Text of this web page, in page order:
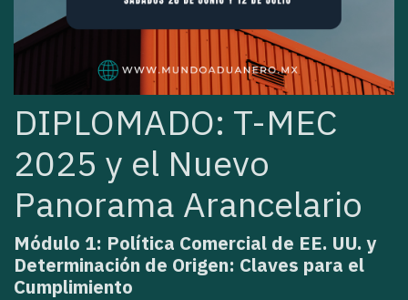
DIPLOMADO: T-MEC
2025 y el Nuevo
Panorama Arancelario
Módulo 1: Política Comercial de EE. UU. y
Determinación de Origen: Claves para el
Cumplimiento